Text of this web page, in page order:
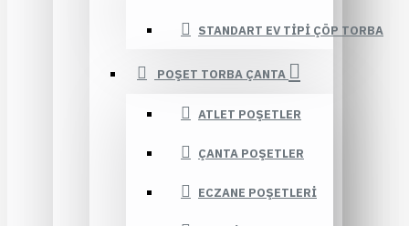
STANDART EV TIPI ÇÖP TORBA
POŞET TORBA ÇANTA
ATLET POŞETLER
ÇANTA POŞETLER
ECZANE POŞETLERI